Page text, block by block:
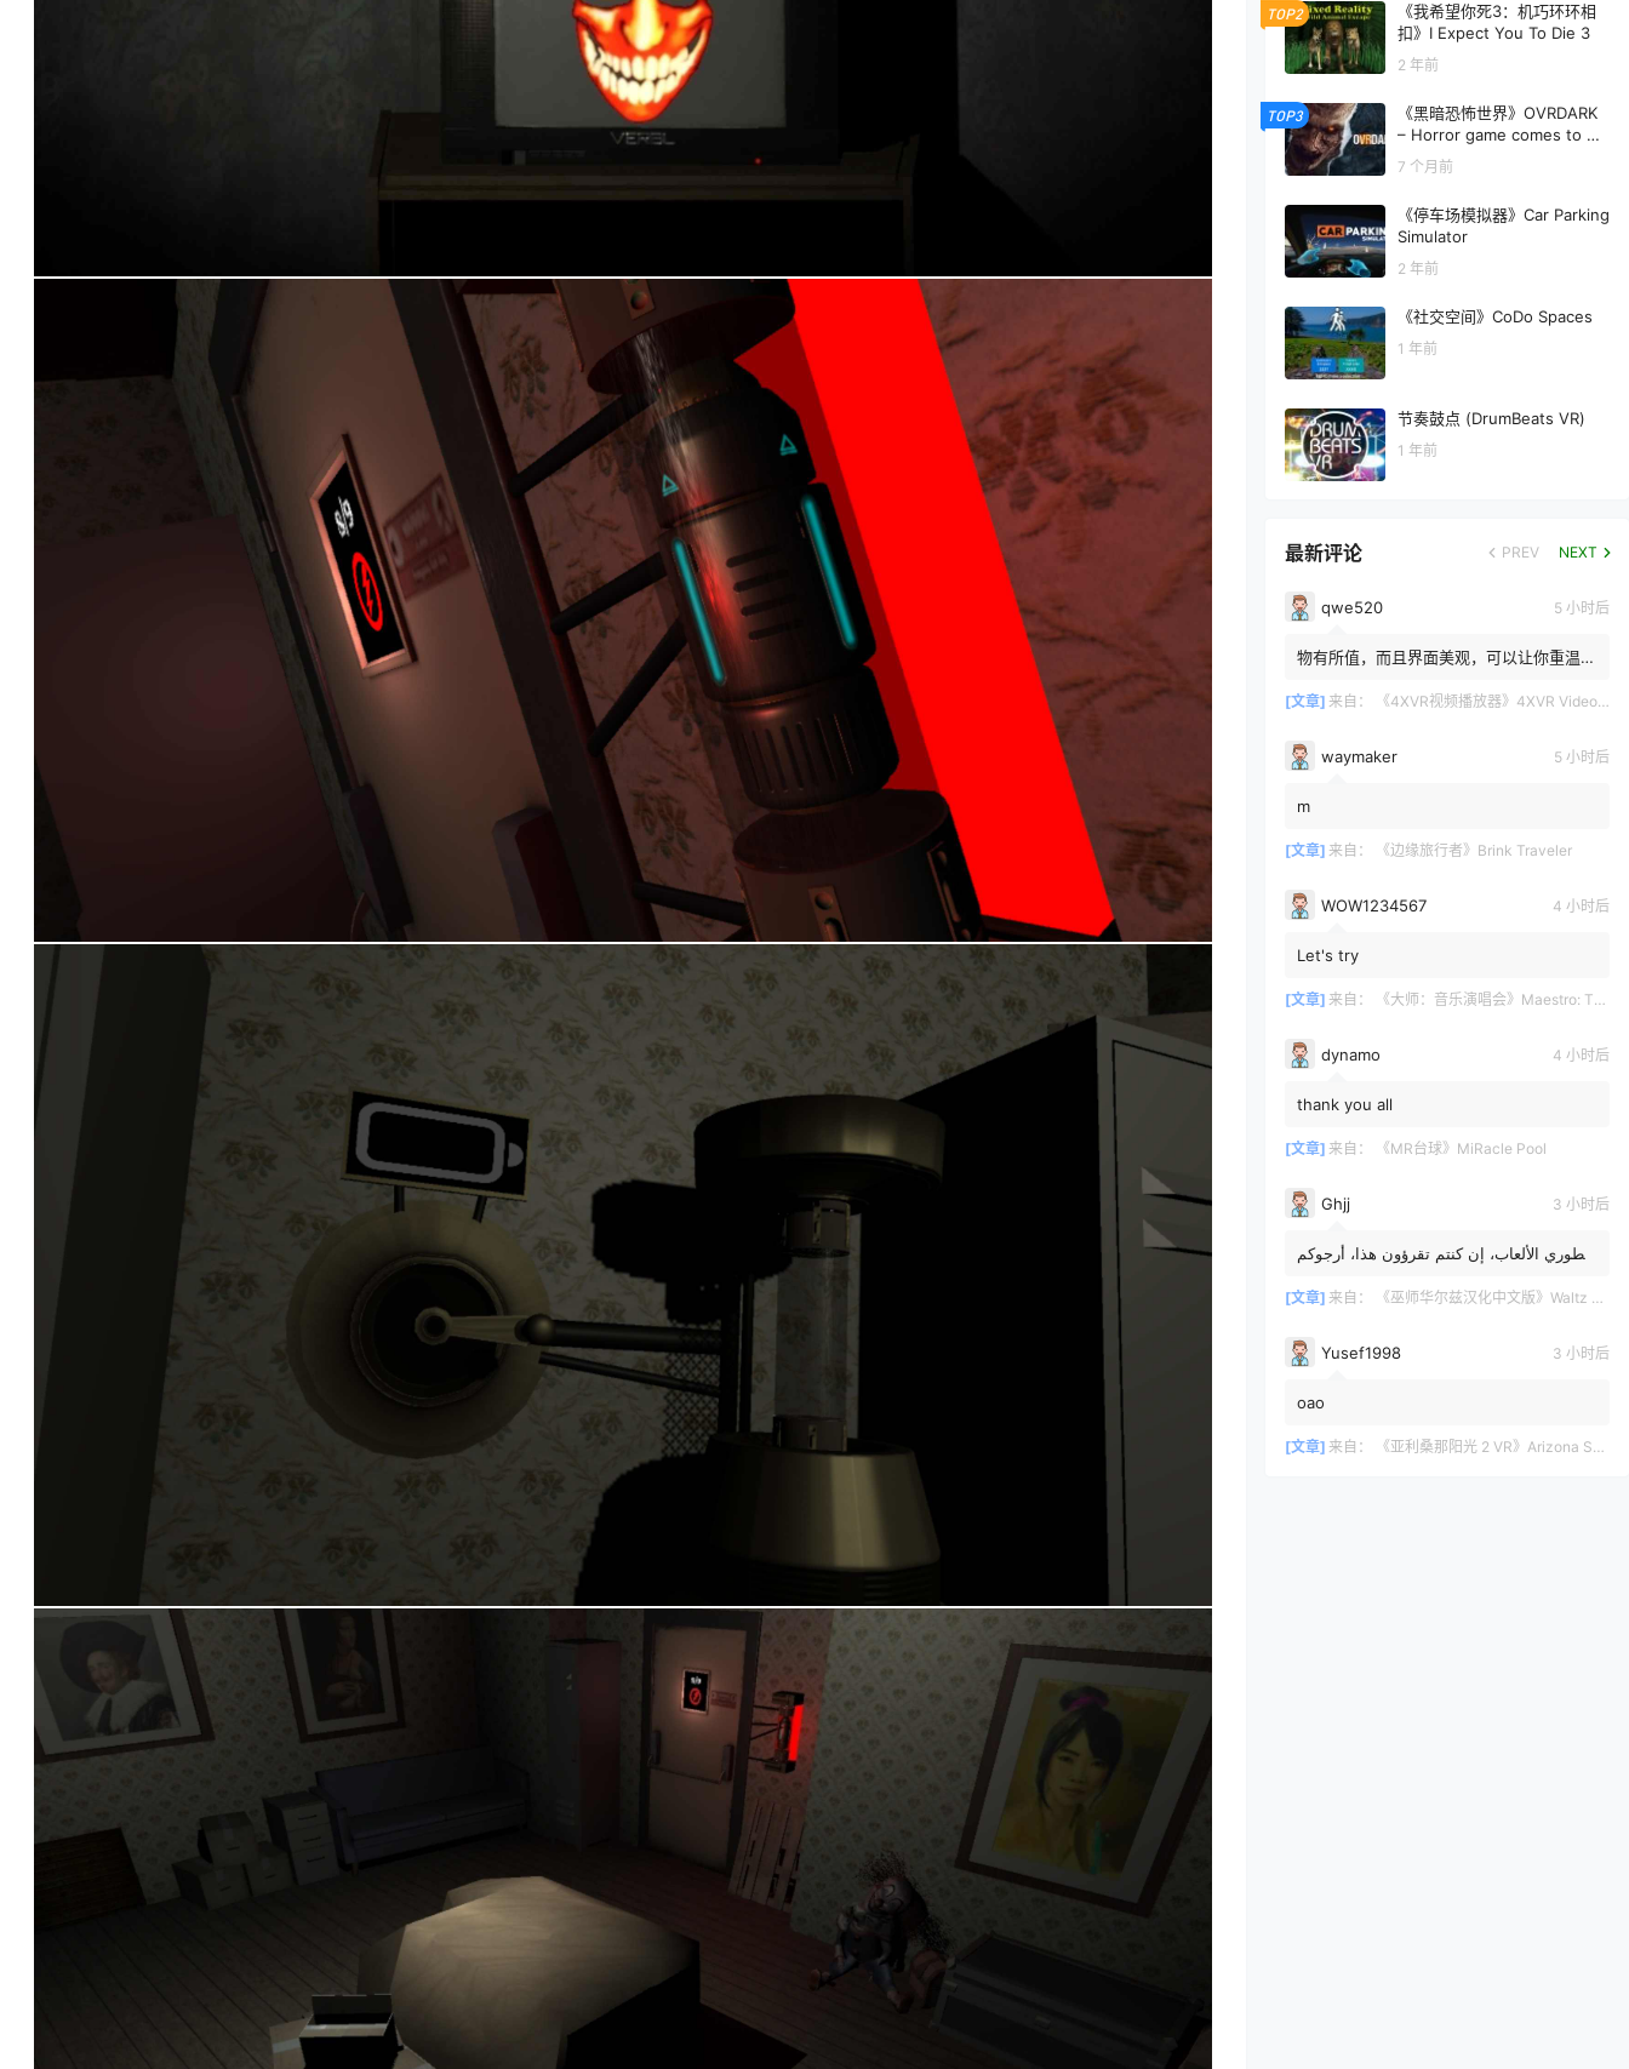
TOP2
《我希望你死3：机巧环环相
扣》I Expect You To Die 3
2 年前
TOP3
《黑暗恐怖世界》OVRDARK
– Horror game comes to M
eta
7 个月前
《停车场模拟器》Car Parking
Simulator
2 年前
《社交空间》CoDo Spaces
1 年前
节奏鼓点 (DrumBeats VR)
1 年前
最新评论 PREV NEXT
qwe520 5 小时后
物有所值，而且界面美观，可以让你重温那
4XVR让它们重获新生。画面...
[文章] 来自： 《4XVR视频播放器》4XVR Video Player
waymaker 5 小时后
m
[文章] 来自： 《边缘旅行者》Brink Traveler
WOW1234567 4 小时后
Let's try
[文章] 来自： 《大师：音乐演唱会》Maestro: The Masterclass
dynamo 4 小时后
thank you all
[文章] 来自： 《MR台球》MiRacle Pool
Ghjj 3 小时后
مطوري الألعاب، إن كنتم تقرؤون هذا، أرجوكم
طريقة لإيقاظ جمج...
[文章] 来自： 《巫师华尔兹汉化中文版》Waltz of the Wizard: Extended Edition
Yusef1998 3 小时后
oao
[文章] 来自： 《亚利桑那阳光 2 VR》Arizona Sunshine® 2